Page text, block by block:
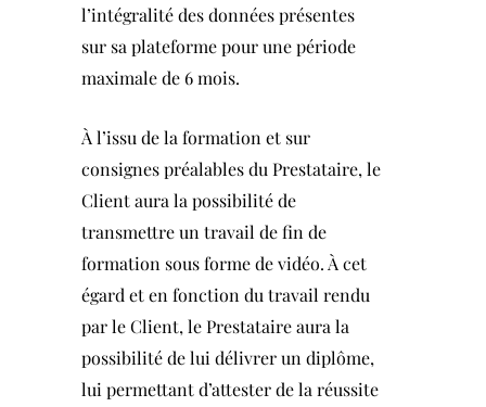
l’intégralité des données présentes
sur sa plateforme pour une période
maximale de 6 mois.
À l’issu de la formation et sur
consignes préalables du Prestataire, le
Client aura la possibilité de
transmettre un travail de fin de
formation sous forme de vidéo. À cet
égard et en fonction du travail rendu
par le Client, le Prestataire aura la
possibilité de lui délivrer un diplôme,
lui permettant d’attester de la réussite